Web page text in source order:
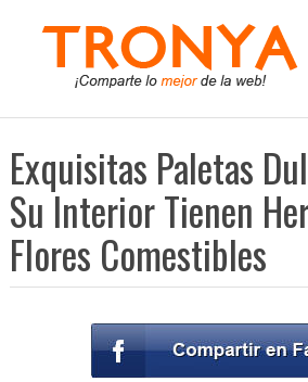
Exquisitas Paletas
Su Interior Tienen
Flores Comestibles